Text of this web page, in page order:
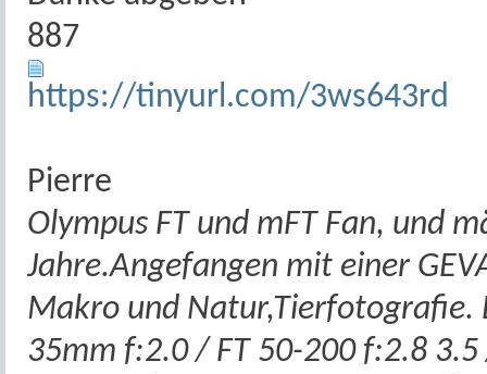
887
https://tinyurl.com/3ws643rd
Pierre
Olympus FT und mFT Fan, und
Jahre.Angefangen mit einer
Makro und Natur,Tierfotografie.
35mm f:2.0 / FT 50-200 f:2.8